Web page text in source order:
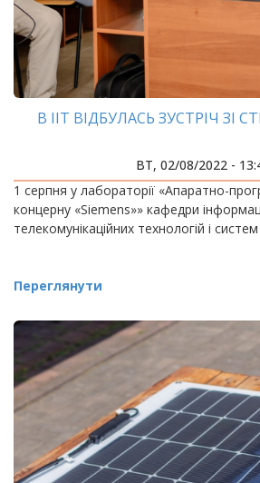
В ІІТ ВІДБУЛАСЬ ЗУСТРІЧ ЗІ
ВТ, 02/08/2022 -
1 серпня у лабораторії «Апаратно-
концерну «Siemens»» кафедри
телекомунікаційних технологій і систем
Переглянути